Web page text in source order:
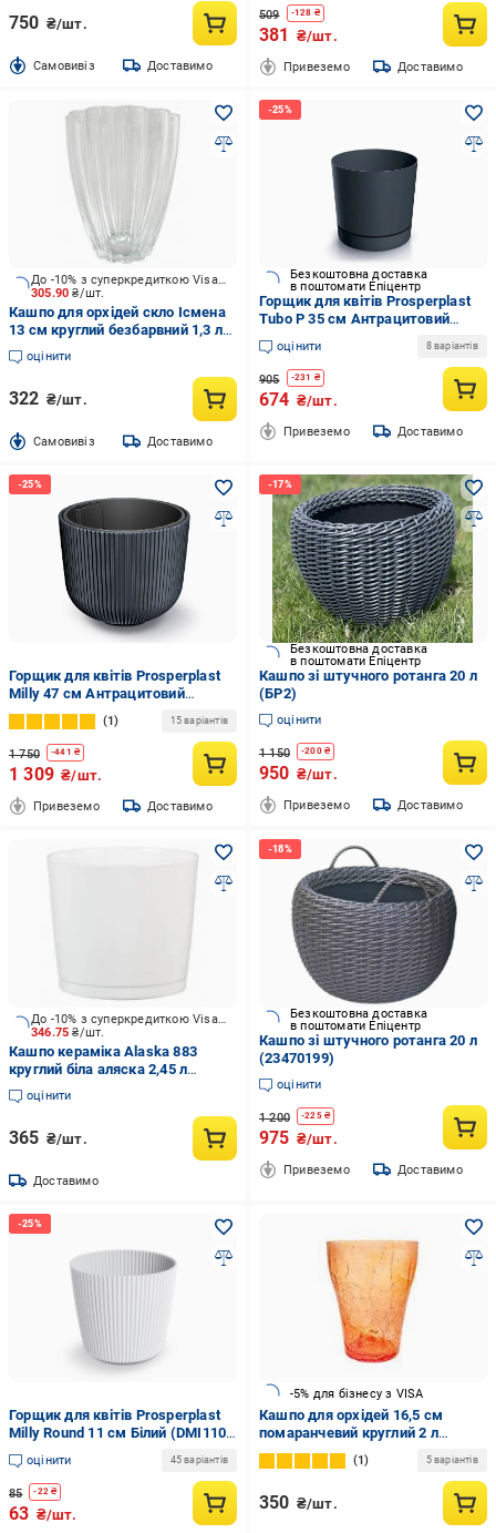
750 ₴/шт.
Cамовивіз Доставимо
509 -128 ₴
381 ₴/шт.
Привеземо Доставимо
305.90₴/шт.
До -10% з суперкредиткою Visa Вигода
Кашпо для орхідей скло Ісмена
13 см круглий безбарвний 1,3 л
Cermax (ISM/CLR)
оцінити
322 ₴/шт.
Cамовивіз Доставимо
Безкоштовна доставка
в поштомати Епіцентр
Горщик для квітів Prosperplast
Tubo P 35 см Антрацитовий
(DPOP350-S433)
оцінити 8 варіантів
905 -231 ₴
674 ₴/шт.
Привеземо Доставимо
Горщик для квітів Prosperplast
Milly 47 см Антрацитовий
(DBML470-S433)
1 15 варіантів
1 750 -441 ₴
1 309 ₴/шт.
Привеземо Доставимо
Безкоштовна доставка
в поштомати Епіцентр
Кашпо зі штучного ротанга 20 л
(БР2)
оцінити
1 150 -200₴
950 ₴/шт.
Привеземо Доставимо
346.75₴/шт.
До -10% з суперкредиткою Visa Вигода
Кашпо кераміка Alaska 883
круглий біла аляска 2,45 л
Scheurich (269412)
оцінити
365 ₴/шт.
Доставимо
Безкоштовна доставка
в поштомати Епіцентр
Кашпо зі штучного ротанга 20 л
(23470199)
оцінити
1 200 -225₴
975 ₴/шт.
Привеземо Доставимо
Горщик для квітів Prosperplast
Milly Round 11 см Білий (DMI110-
S449)
оцінити 45 варіантів
85 -22 ₴
63 ₴/шт.
-5% для бізнесу з VISA
Кашпо для орхідей 16,5 см
помаранчевий круглий 2 л
помаранчевий
1 5 варіантів
350 ₴/шт.